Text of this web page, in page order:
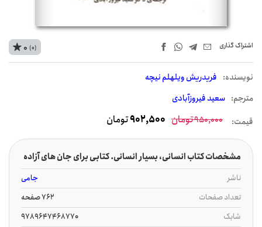
اشتراک‌ گذاری
نويسنده: فریدریش ویلهلم نیچه
مترجم: سعید فیروزآبادی
0 (0)
قیمت: 950,000تومان 902,500تومان
مشخصات کتاب انسانی، بسیار انسانی. کتابی برای جان های آزاده
ناشر
جامی
تعداد صفحات
762 صفحه
شابک
9789647468770